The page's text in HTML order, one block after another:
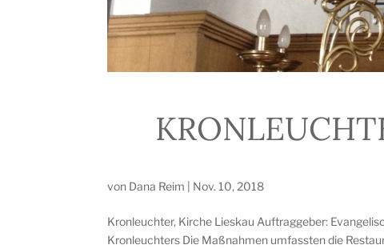
von Dana Reim Nov. 10, 2018
Kronleuchter, Kirche Lieskau Auftraggeber:
Kronleuchters Die Maßnahmen umfassten die